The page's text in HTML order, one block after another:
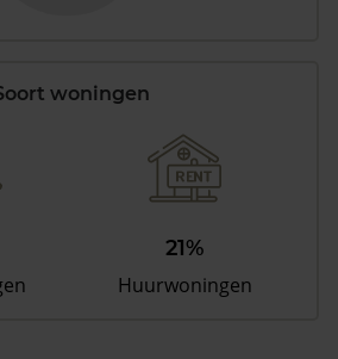
woningen
21%
Huurwoningen